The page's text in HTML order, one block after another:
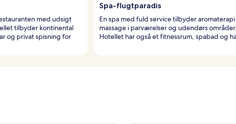
med udsigt
tilbyder kontinental
og privat spisning for
Spa-flugtparadis
En spa med fuld service tilbyder
massage i parværelser og udendørs områder.
Hotellet har også et fitnessrum, spabad og